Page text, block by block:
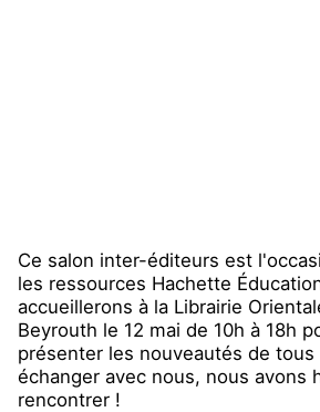
Ce salon inter-éditeurs est
les ressources Hachette
accueillerons à la Librairie
Beyrouth le 12 mai de 10h à 18h
présenter les nouveautés de tous
échanger avec nous, nous avons
rencontrer !